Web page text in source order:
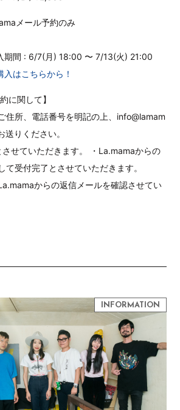
メール予約のみ
期間 : 6/7(月) 18:00 〜 7/13(火) 21:00
はこちらから！
に関して】
住所、電話番号を明記の上、info@lamam
りください。
させていただきます。 ・La.mamaからの
て受付完了とさせていただきます。
からの返信メールを確認させてい